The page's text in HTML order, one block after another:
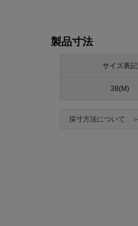
製品寸法
サイズ表記
38(M)
採寸方法について ＞